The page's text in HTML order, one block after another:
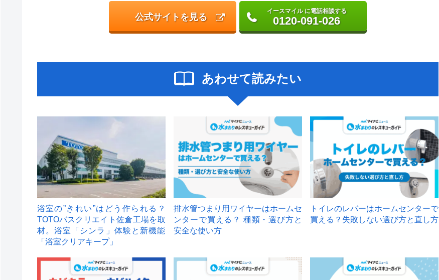
公式サイトを見る
イースマイル に電話相談する
0120-091-026
あわせて読みたい
浴室の”きれい”はどう作られる？
TOTOバスクリエイト佐倉工場を取
材。浴室「シンラ」体験と新機能
「浴室クリアキープ」
排水管つまり用ワイヤーはホームセ
ンターで買える？ 種類・選び方と
安全な使い方
トイレのレバーはホームセンターで
買える？失敗しない選び方と直し方